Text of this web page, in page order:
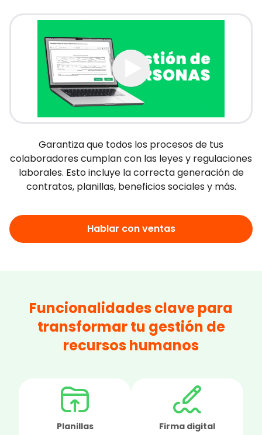
Garantizaque todos los procesos de tus
colaboradores cumplan con las leyes y regulaciones
laborales. Esto incluye la correcta generación de
contratos, planillas, beneficios sociales y más.
Hablar con ventas
Funcionalidades clave para
transformar tu gestión de
recursos humanos
Planillas Firma digital